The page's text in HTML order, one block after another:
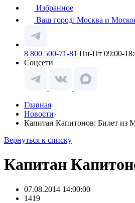
Избранное
Ваш город: Москва и
8 800 500-71-81 Пн-Пт 09:00-
Соцсети
Главная
Новости
Капитан Капитонов: Билет из
Вернуться к списку
Капитан
07.08.2014 14:00:00
1419